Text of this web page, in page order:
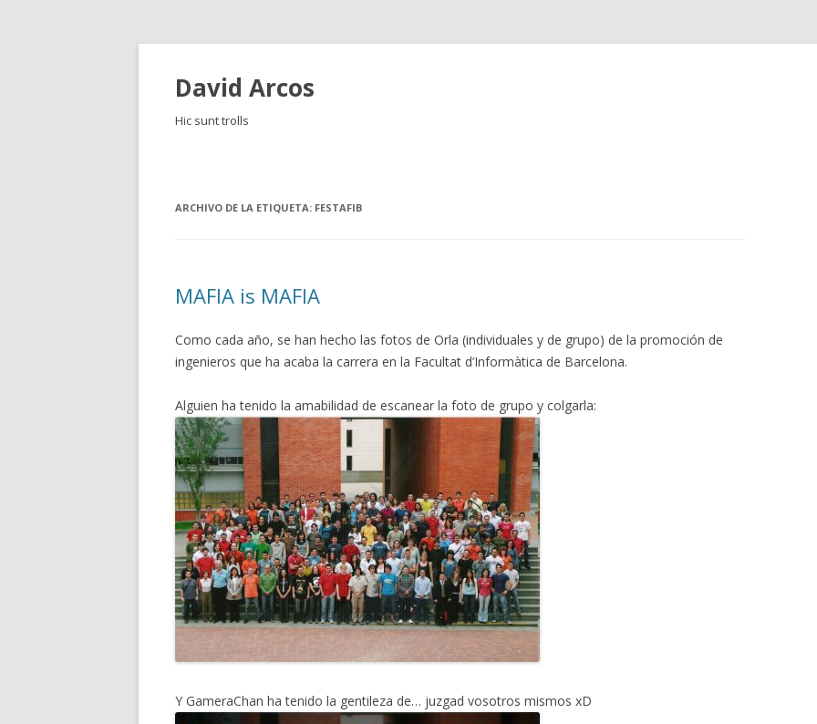
David Arcos
Hic sunt trolls
ARCHIVO DE LA ETIQUETA: FESTAFIB
MAFIA is MAFIA
Como cada año, se han hecho las fotos de Orla (individuales y de grupo) de la promoción de
ingenieros que ha acaba la carrera en la Facultat d’Informàtica de Barcelona.
Alguien ha tenido la amabilidad de escanear la foto de grupo y colgarla:
Y GameraChan ha tenido la gentileza de… juzgad vosotros mismos xD